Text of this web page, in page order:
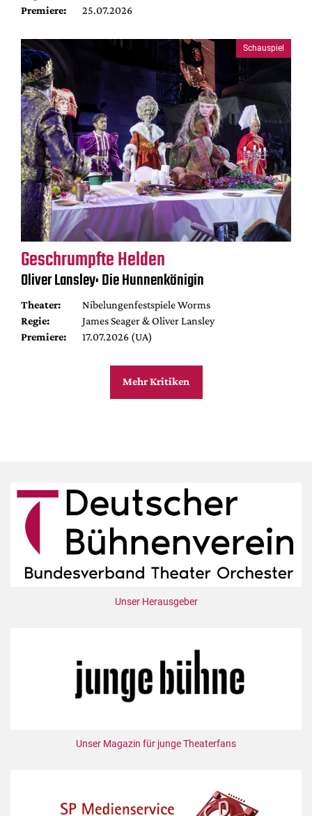
Premiere:
25.07.2026
Schauspiel
Geschrumpfte Helden
Oliver Lansley: Die Hunnenkönigin
Theater:
Nibelungenfestspiele Worms
Regie:
James Seager & Oliver Lansley
Premiere:
17.07.2026 (UA)
Mehr Kritiken
Unser Herausgeber
Unser Magazin für junge Theaterfans